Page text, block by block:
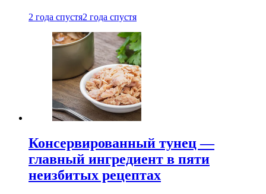
2 года спустя2 года спустя
Консервированный тунец —
главный ингредиент в пяти
неизбитых рецептах